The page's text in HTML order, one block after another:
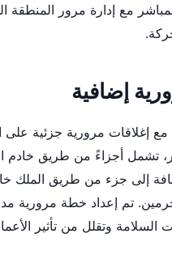
مع إدارة مرور المنطقة
إضافية
إغلاقات مرورية جزئية
تشمل أجزاءً من طريق خادم
إلى جزء من طريق الملك
تم إعداد خطة مرورية
السلامة وتقلل من تأثير